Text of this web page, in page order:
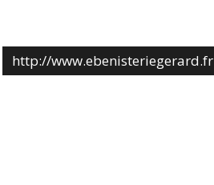
http://www.ebenisteriegerard.fr